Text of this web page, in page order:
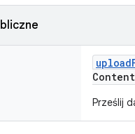
upload
Prześlij